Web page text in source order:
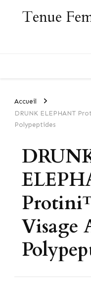
Tenue
Accueil
DRUNK ELEPHANT
Polypeptides
Visage